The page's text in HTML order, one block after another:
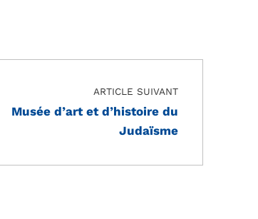
ARTICLE SUIVANT
Musée d’art et d’histoire du
Judaïsme